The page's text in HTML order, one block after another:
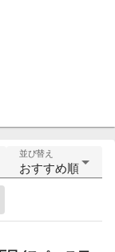
並び替え
おすすめ順